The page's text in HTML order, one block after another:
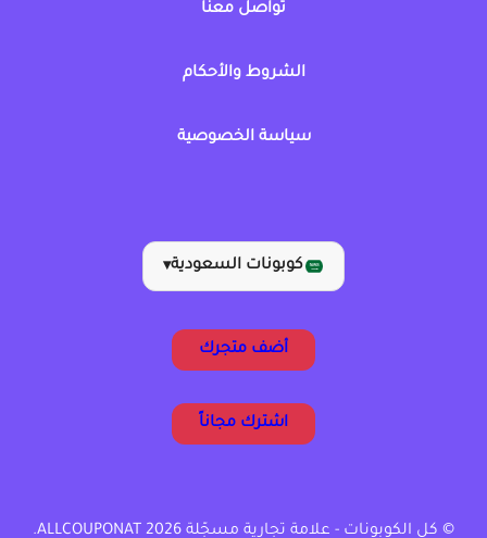
تواصل معنا
الشروط والأحكام
سياسة الخصوصية
كوبونات السعودية▾
أضف متجرك
اشترك مجاناً
© كل الكوبونات - علامة تجارية مسجّلة ALLCOUPONAT 2026.